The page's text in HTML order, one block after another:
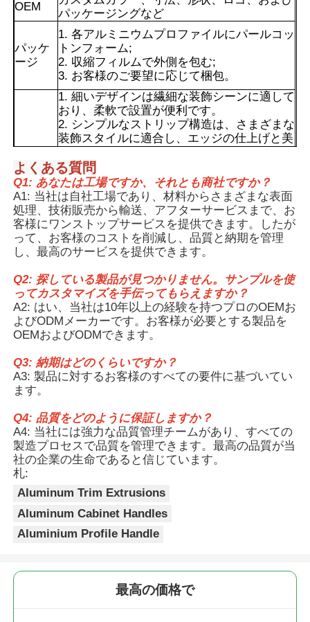
家
私たちについて
品質管理
お問い合わせ
ニュース
押出アルミニウムプロファイル
OEM
パッケージングなど
パッケ
ージ
1. 各アルミニウムプロファイルにパールコッ
トンフォーム;
2. 収縮フィルムで外側を包む;
3. お客様のご要望に応じて梱包。
利点
1. 細いデザインは繊細な装飾シーンに適して
おり、柔軟で設置が便利です。
2. シンプルなストリップ構造は、さまざまな
装飾スタイルに適合し、エッジの仕上げと美
3. 幅の狭いプロファイルは、材料の使用量を
減らし、アルミニウム合金の耐久性と装飾性
を組み合わせることで、比較的高いコストパ
フォーマンスを提供します。
4. シンプルな構造で、材料の使用量が少な
く、装飾機能と基本的な固定機能の両方を備
えており、高いコストパフォーマンスを提供
よくある質問
Q1: あなたは工場ですか、それとも商社ですか？
A1: 当社は自社工場であり、材料からさまざまな表面
処理、技術販売から輸送、アフターサービスまで、お
客様にワンストップサービスを提供できます。したが
って、お客様のコストを削減し、品質と納期を管理
し、最高のサービスを提供できます。
Q2: 探している製品が見つかりません。サンプルを使
ってカスタマイズを手伝ってもらえますか？
A2: はい、当社は10年以上の経験を持つプロのOEMお
よびODMメーカーです。お客様が必要とする製品を
OEMおよびODMできます。
Q3: 納期はどのくらいですか？
A3: 製品に対するお客様のすべての要件に基づいてい
ます。
Q4: 品質をどのように保証しますか？
A4: 当社には強力な品質管理チームがあり、すべての
製造プロセスで品質を管理できます。最高の品質が当
社の企業の生命であると信じています。
札:
Aluminum Trim Extrusions
Aluminum Cabinet Handles
Aluminium Profile Handle
最高の価格で